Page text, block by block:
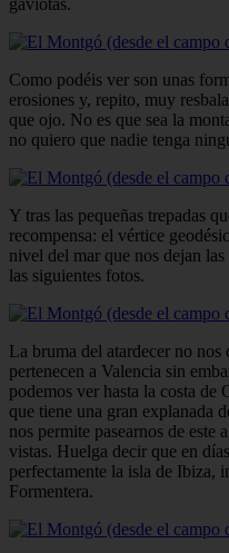
Como podéis ver son unas
erosiones y, repito, muy
que ojo. No es que sea la
no quiero que nadie tenga
Y tras las pequeñas trepadas
recompensa: el vértice
nivel del mar que nos dejan
las siguientes fotos.
La bruma del atardecer no nos
pertenecen a Valencia sin
podemos ver hasta la costa de
que tiene una gran explanada
nos permite pasearnos de este
vistas. Huelga decir que en
perfectamente la isla de Ibiza,
Formentera.